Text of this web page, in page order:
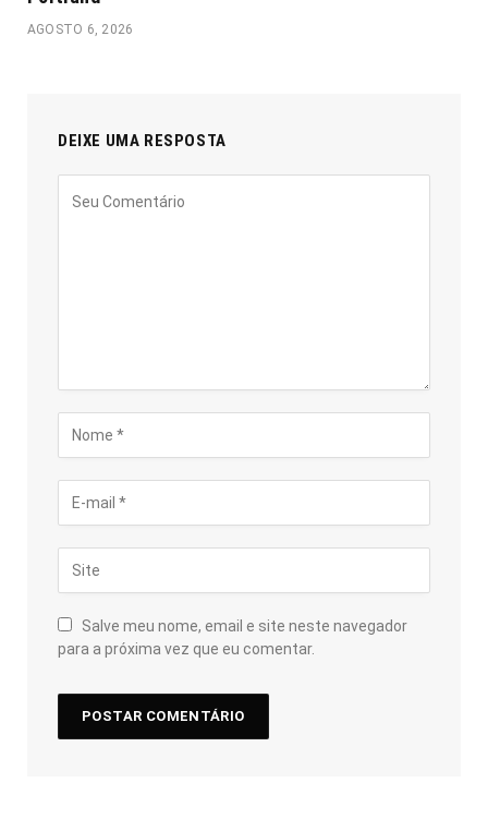
AGOSTO 6, 2026
DEIXE UMA RESPOSTA
Salve meu nome, email e site neste navegador
para a próxima vez que eu comentar.